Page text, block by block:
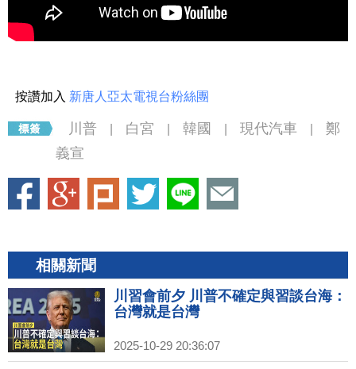
按讚加入 新唐人亞太電視台粉絲團
川普 白宮 韓國 現代汽車
鄭
義宣
相關新聞
川習會前夕 川普不確定與習談台海：
台灣就是台灣
2025-10-29 20:36:07